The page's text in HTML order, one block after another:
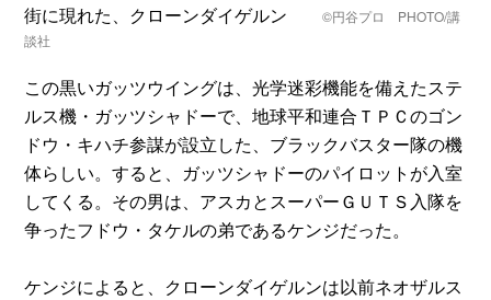
街に現れた、クローンダイゲルン©円谷プロ PHOTO/講
談社
この黒いガッツウイングは、光学迷彩機能を備えたステ
ルス機・ガッツシャドーで、地球平和連合ＴＰＣのゴン
ドウ・キハチ参謀が設立した、ブラックバスター隊の機
体らしい。すると、ガッツシャドーのパイロットが入室
してくる。その男は、アスカとスーパーＧＵＴＳ入隊を
争ったフドウ・タケルの弟であるケンジだった。
ケンジによると、クローンダイゲルンは以前ネオザルス